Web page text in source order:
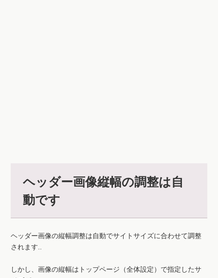
ヘッダー画像縦幅の調整は自
動です
ヘッダー画像の縦幅調整は自動でサイトサイズに合わせて調整
されます..
しかし、画像の縦幅はトップページ（全体設定）で指定したサ